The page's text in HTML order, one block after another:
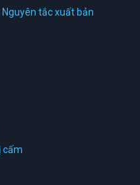
Nguyên tắc xuất bản
cấm